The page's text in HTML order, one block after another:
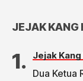
JEJAK KANG
Jejak
Dua Ketua